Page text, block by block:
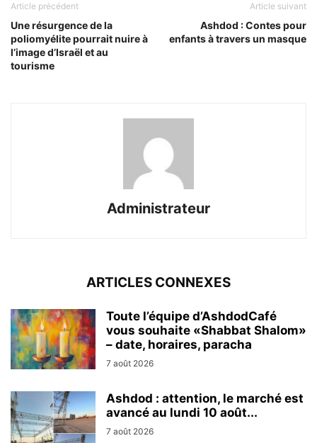
Article précédent
Une résurgence de la
poliomyélite pourrait nuire à
l’image d’Israël et au
tourisme
Article suivant
Ashdod : Contes pour
enfants à travers un masque
Administrateur
ARTICLES CONNEXES
Toute l’équipe d’AshdodCafé
vous souhaite «Shabbat Shalom»
– date, horaires, paracha
7 août 2026
Ashdod : attention, le marché est
avancé au lundi 10 août...
7 août 2026